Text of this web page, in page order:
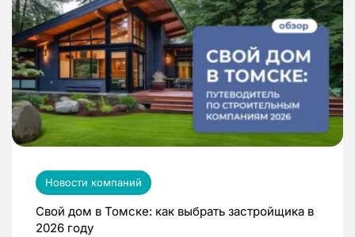
Новости компаний
Свой дом в Томске: как выбрать застройщика в
2026 году